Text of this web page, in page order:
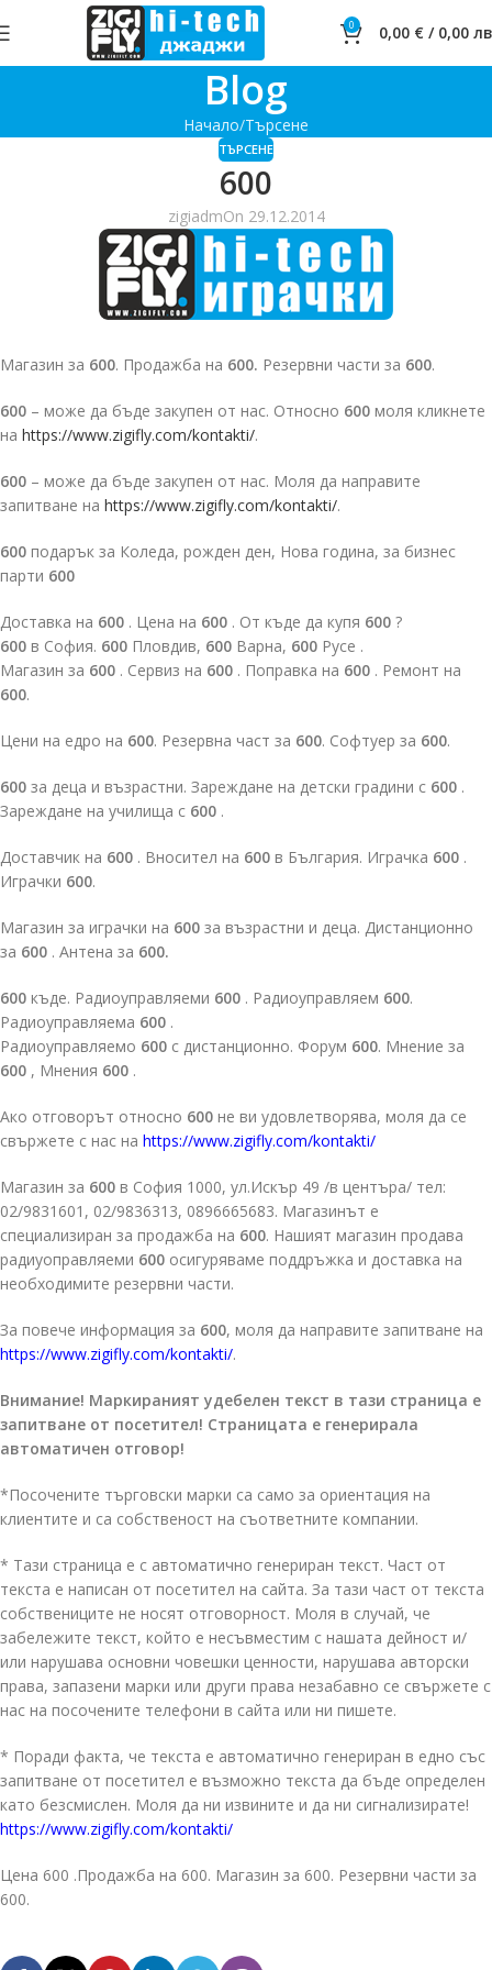
0 0,00 € / 0,00
Blog
Начало Търсене
ТЪРСЕНЕ
600
zigiadmOn 29.12.2014
Магазин за 600. Продажба на 600. Резервни части за 600.
600 – може да бъде закупен от нас. Относно 600 моля кликнете
на https://www.zigifly.com/kontakti/.
600 – може да бъде закупен от нас. Моля да направите
запитване на https://www.zigifly.com/kontakti/.
600 подарък за Коледа, рожден ден, Нова година, за бизнес
парти 600
Доставка на 600 . Цена на 600 . От къде да купя 600 ?
600 в София. 600 Пловдив, 600 Варна, 600 Русе .
Магазин за 600 . Сервиз на 600 . Поправка на 600 . Ремонт на
600.
Цени на едро на 600. Резервна част за 600. Софтуер за 600.
600 за деца и възрастни. Зареждане на детски градини с 600 .
Зареждане на училища с 600 .
Доставчик на 600 . Вносител на 600 в България. Играчка 600 .
Играчки 600.
Магазин за играчки на 600 за възрастни и деца. Дистанционно
за 600 . Антена за 600.
600 къде. Радиоуправляеми 600 . Радиоуправляем 600.
Радиоуправляема 600 .
Радиоуправляемо 600 с дистанционно. Форум 600. Мнение за
600 , Мнения 600 .
Ако отговорът относно 600 не ви удовлетворява, моля да се
свържете с нас на https://www.zigifly.com/kontakti/
Магазин за 600 в София 1000, ул.Искър 49 /в центъра/ тел:
02/9831601, 02/9836313, 0896665683. Магазинът е
специализиран за продажба на 600. Нашият магазин продава
радиуоправляеми 600 осигуряваме поддръжка и доставка на
необходимите резервни части.
За повече информация за 600, моля да направите запитване на
https://www.zigifly.com/kontakti/.
Внимание! Маркираният удебелен текст в тази страница е
запитване от посетител! Страницата е генерирала
автоматичен отговор!
*Посочените търговски марки са само за ориентация на
клиентите и са собственост на съответните компании.
* Тази страница е с автоматично генериран текст. Част от
текста е написан от посетител на сайта. За тази част от текста
собствениците не носят отговорност. Моля в случай, че
забележите текст, който е несъвместим с нашата дейност и/
или нарушава основни човешки ценности, нарушава авторски
права, запазени марки или други права незабавно се свържете с
нас на посочените телефони в сайта или ни пишете.
* Поради факта, че текста е автоматично генериран в едно със
запитване от посетител е възможно текста да бъде определен
като безсмислен. Моля да ни извините и да ни сигнализирате!
https://www.zigifly.com/kontakti/
Цена 600 .Продажба на 600. Магазин за 600. Резервни части за
600.